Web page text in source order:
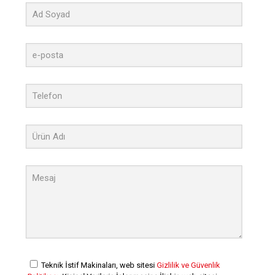
Teknik İstif Makinaları, web sitesi Gizlilik ve Güvenlik